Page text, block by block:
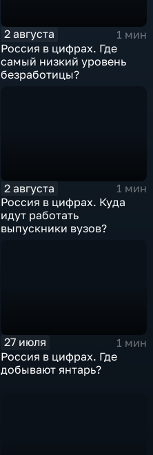
2 августа
1 мин
Россия в цифрах. Где
самый низкий уровень
безработицы?
2 августа
1 мин
Россия в цифрах. Куда
идут работать
выпускники вузов?
27 июля
1 мин
Россия в цифрах. Где
добывают янтарь?